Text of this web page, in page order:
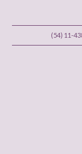
(54) 11-